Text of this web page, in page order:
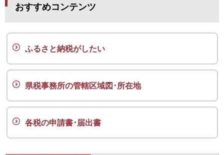
おすすめコンテンツ
ふるさと納税がしたい
県税事務所の管轄区域図･所在地
各税の申請書･届出書